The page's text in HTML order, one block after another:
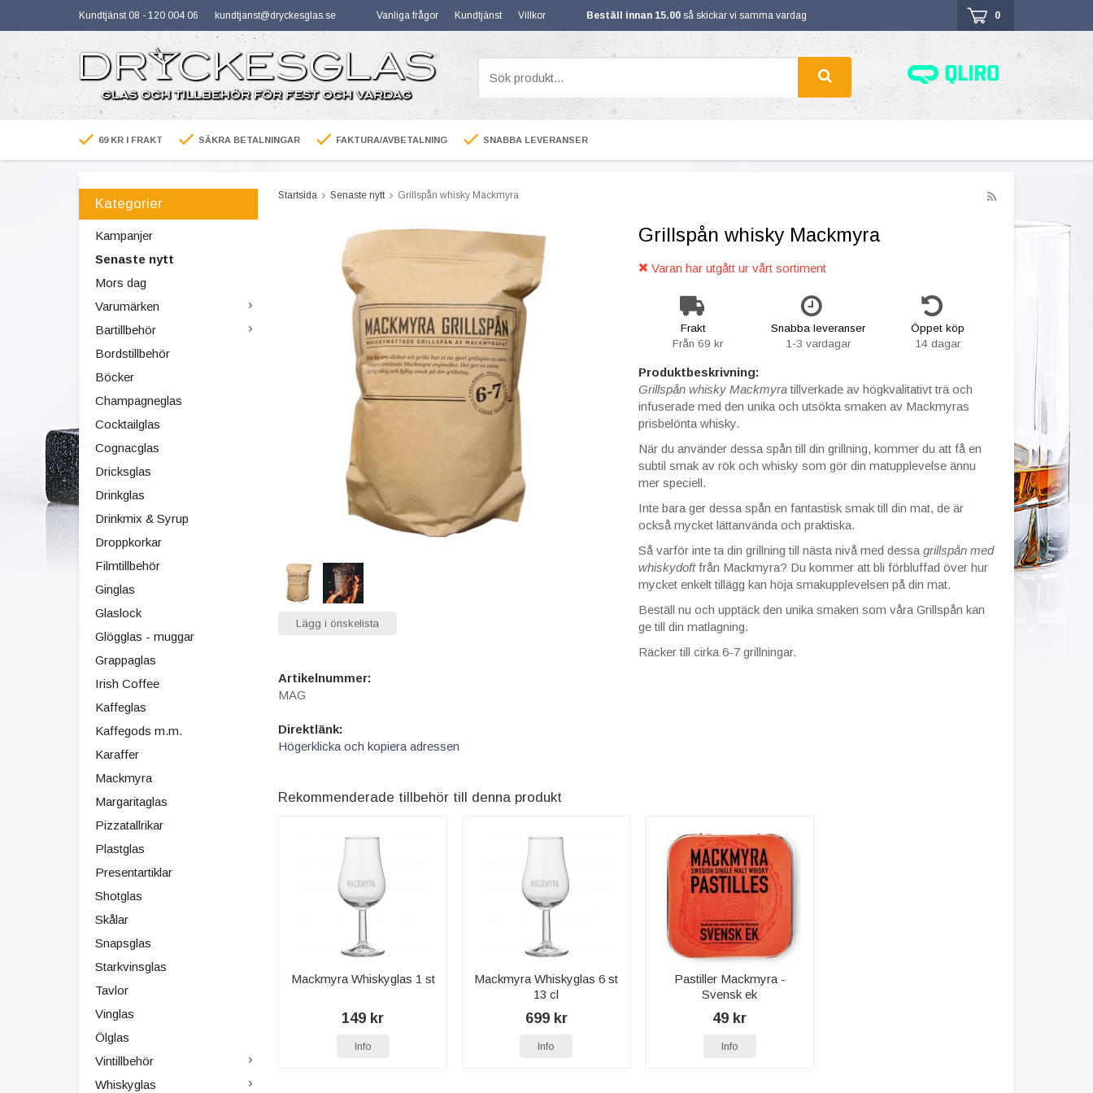
Kundtjänst 08 - 120 004 06 kundtjanst@dryckesglas.se Vanliga frågor Kundtjänst Villkor Beställ innan 15.00 så skickar vi samma vardag 0
69 KR I FRAKT SÄKRA BETALNINGAR FAKTURA/AVBETALNING SNABBA LEVERANSER
Kategorier
Kampanjer
Senaste nytt
Mors dag
Varumärken
Bartillbehör
Bordstillbehör
Böcker
Champagneglas
Cocktailglas
Cognacglas
Dricksglas
Drinkglas
Drinkmix & Syrup
Droppkorkar
Filmtillbehör
Ginglas
Glaslock
Glögglas - muggar
Grappaglas
Irish Coffee
Kaffeglas
Kaffegods m.m.
Karaffer
Mackmyra
Margaritaglas
Pizzatallrikar
Plastglas
Presentartiklar
Shotglas
Skålar
Snapsglas
Starkvinsglas
Tavlor
Vinglas
Ölglas
Vintillbehör
Whiskyglas
Startsida Senaste nytt Grillspån whisky Mackmyra
Grillspån whisky Mackmyra
Varan har utgått ur vårt sortiment
Frakt
Från 69 kr
Snabba leveranser
1-3 vardagar
Öppet köp
14 dagar
Produktbeskrivning:
Grillspån whisky Mackmyratillverkade av högkvalitativt trä och
infuserade med den unika och utsökta smaken av Mackmyras
prisbelönta whisky.
När du använder dessa spån till din grillning, kommer du att få en
subtil smak av rök och whisky som gör din matupplevelse ännu
mer speciell.
Inte bara ger dessa spån en fantastisk smak till din mat, de är
också mycket lättanvända och praktiska.
Så varför inte ta din grillning till nästa nivå med dessa grillspån med
whiskydoftfrån Mackmyra? Du kommer att bli förbluffad över hur
mycket enkelt tillägg kan höja smakupplevelsen på din mat.
Beställ nu och upptäck den unika smaken som våra Grillspån kan
ge till din matlagning.
Räcker till cirka 6-7 grillningar.
Lägg i önskelista
Artikelnummer:
MAG
Direktlänk:
Högerklicka och kopiera adressen
Rekommenderade tillbehör till denna produkt
Mackmyra Whiskyglas 1 st
149 kr
Info
Mackmyra Whiskyglas 6 st
13 cl
699 kr
Info
Pastiller Mackmyra -
Svensk ek
49 kr
Info